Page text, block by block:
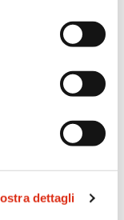
dettagli